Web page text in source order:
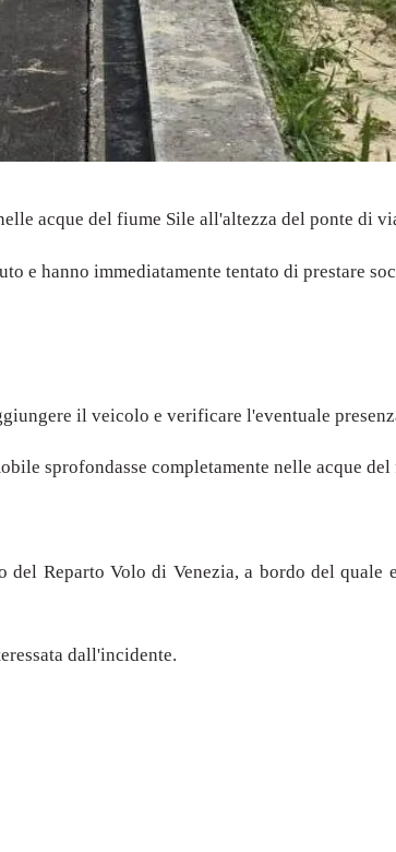
acque del fiume Sile all'altezza del ponte di
e hanno immediatamente tentato di prestare
il veicolo e verificare l'eventuale
sprofondasse completamente nelle acque del
Reparto Volo di Venezia, a bordo del quale
dall'incidente.